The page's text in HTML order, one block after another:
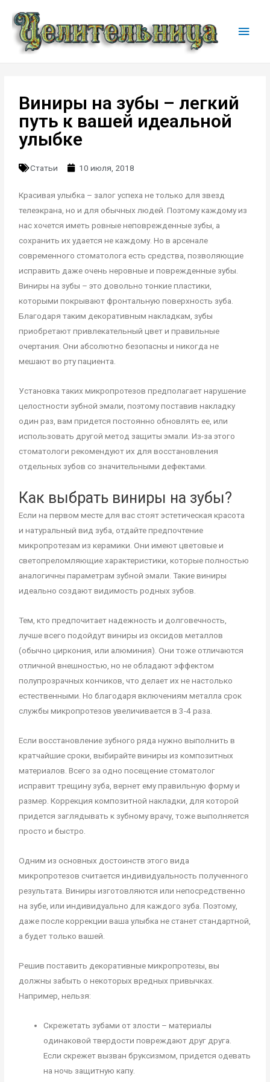
Виниры на зубы – легкий
путь к вашей идеальной
улыбке
Статьи 10 июля, 2018
Красивая улыбка – залог успеха не только для звезд
телеэкрана, но и для обычных людей. Поэтому каждому из
нас хочется иметь ровные неповрежденные зубы, а
сохранить их удается не каждому. Но в арсенале
современного стоматолога есть средства, позволяющие
исправить даже очень неровные и поврежденные зубы.
Виниры на зубы – это довольно тонкие пластики,
которыми покрывают фронтальную поверхность зуба.
Благодаря таким декоративным накладкам, зубы
приобретают привлекательный цвет и правильные
очертания. Они абсолютно безопасны и никогда не
мешают во рту пациента.
Установка таких микропротезов предполагает нарушение
целостности зубной эмали, поэтому поставив накладку
один раз, вам придется постоянно обновлять ее, или
использовать другой метод защиты эмали. Из-за этого
стоматологи рекомендуют их для восстановления
отдельных зубов со значительными дефектами.
Как выбрать виниры на зубы?
Если на первом месте для вас стоят эстетическая красота
и натуральный вид зуба, отдайте предпочтение
микропротезам из керамики. Они имеют цветовые и
светопреломляющие характеристики, которые полностью
аналогичны параметрам зубной эмали. Такие виниры
идеально создают видимость родных зубов.
Тем, кто предпочитает надежность и долговечность,
лучше всего подойдут виниры из оксидов металлов
(обычно циркония, или алюминия). Они тоже отличаются
отличной внешностью, но не обладают эффектом
полупрозрачных кончиков, что делает их не настолько
естественными. Но благодаря включениям металла срок
службы микропротезов увеличивается в 3-4 раза.
Если восстановление зубного ряда нужно выполнить в
кратчайшие сроки, выбирайте виниры из композитных
материалов. Всего за одно посещение стоматолог
исправит трещину зуба, вернет ему правильную форму и
размер. Коррекция композитной накладки, для которой
придется заглядывать к зубному врачу, тоже выполняется
просто и быстро.
Одним из основных достоинств этого вида
микропротезов считается индивидуальность полученного
результата. Виниры изготовляются или непосредственно
на зубе, или индивидуально для каждого зуба. Поэтому,
даже после коррекции ваша улыбка не станет стандартной,
а будет только вашей.
Решив поставить декоративные микропротезы, вы
должны забыть о некоторых вредных привычках.
Например, нельзя:
Скрежетать зубами от злости – материалы
одинаковой твердости повреждают друг друга.
Если скрежет вызван бруксизмом, придется одевать
на ночь защитную капу.